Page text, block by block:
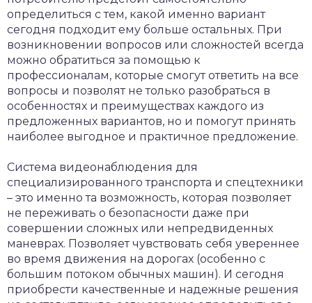
определиться с тем, какой именно вариант
сегодня подходит ему больше остальных. При
возникновении вопросов или сложностей всегда
можно обратиться за помощью к
профессионалам, которые смогут ответить на все
вопросы и позволят не только разобраться в
особенностях и преимуществах каждого из
предложенных вариантов, но и помогут принять
наиболее выгодное и практичное предложение.
Система видеонаблюдения для
специализированного транспорта и спецтехники
– это именно та возможность, которая позволяет
не переживать о безопасности даже при
совершении сложных или непредвиденных
маневрах. Позволяет чувствовать себя увереннее
во время движения на дорогах (особенно с
большим потоком обычных машин). И сегодня
приобрести качественные и надежные решения